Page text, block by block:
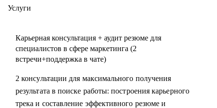
странах MENA.
С чем помогу:
• Подготовиться к карьерному переходу в сферу
маркетинга, и в сфере маркетинга из одной отрасли в
другую
• Выявить сильные стороны, а главное, ключевую
Услуги
Карьерная консультация + аудит резюме для
специалистов в сфере маркетинга (2
встречи+поддержка в чате)
2 консультации для максимального получения
результата в поиске работы: построения карьерного
трека и составление эффективного резюме и